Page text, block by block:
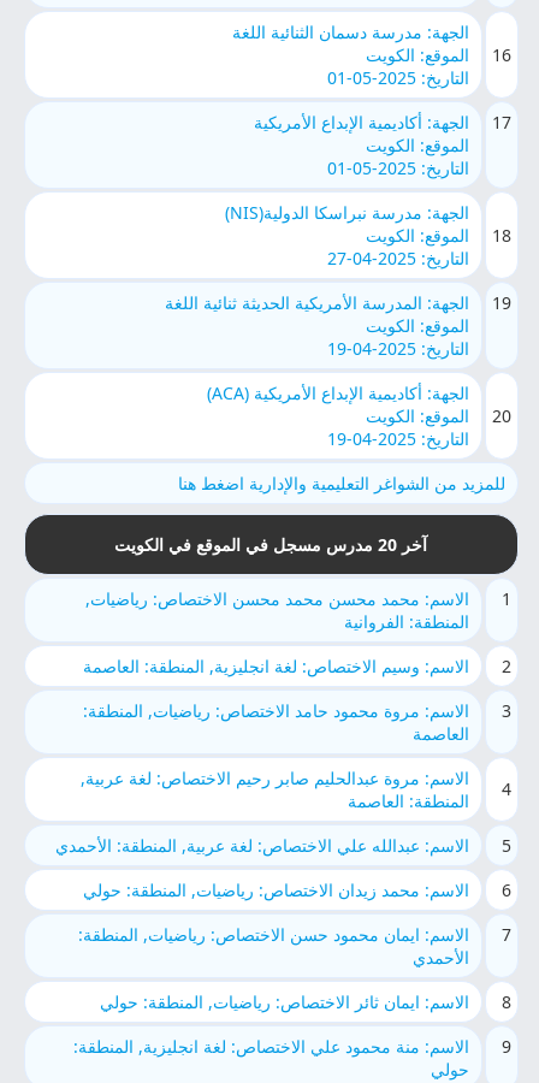
16
الجهة: مدرسة دسمان الثنائية اللغة
الموقع: الكويت
التاريخ: 2025-05-01
17
الجهة: أكاديمية الإبداع الأمريكية
الموقع: الكويت
التاريخ: 2025-05-01
18
الجهة: مدرسة نبراسكا الدولية(NIS)
الموقع: الكويت
التاريخ: 2025-04-27
19
الجهة: المدرسة الأمريكية الحديثة ثنائية اللغة
الموقع: الكويت
التاريخ: 2025-04-19
20
الجهة: أكاديمية الإبداع الأمريكية (ACA)
الموقع: الكويت
التاريخ: 2025-04-19
للمزيد من الشواغر التعليمية والإدارية اضغط هنا
آخر 20 مدرس مسجل في الموقع في الكويت
1
الاسم: محمد محسن محمد محسن الاختصاص: رياضيات,
المنطقة: الفروانية
2
الاسم: وسيم الاختصاص: لغة انجليزية, المنطقة: العاصمة
3
الاسم: مروة محمود حامد الاختصاص: رياضيات, المنطقة:
العاصمة
4
الاسم: مروة عبدالحليم صابر رحيم الاختصاص: لغة عربية,
المنطقة: العاصمة
5
الاسم: عبدالله علي الاختصاص: لغة عربية, المنطقة: الأحمدي
6
الاسم: محمد زيدان الاختصاص: رياضيات, المنطقة: حولي
7
الاسم: ايمان محمود حسن الاختصاص: رياضيات, المنطقة:
الأحمدي
8
الاسم: ايمان ثائر الاختصاص: رياضيات, المنطقة: حولي
9
الاسم: منة محمود علي الاختصاص: لغة انجليزية, المنطقة:
حولي